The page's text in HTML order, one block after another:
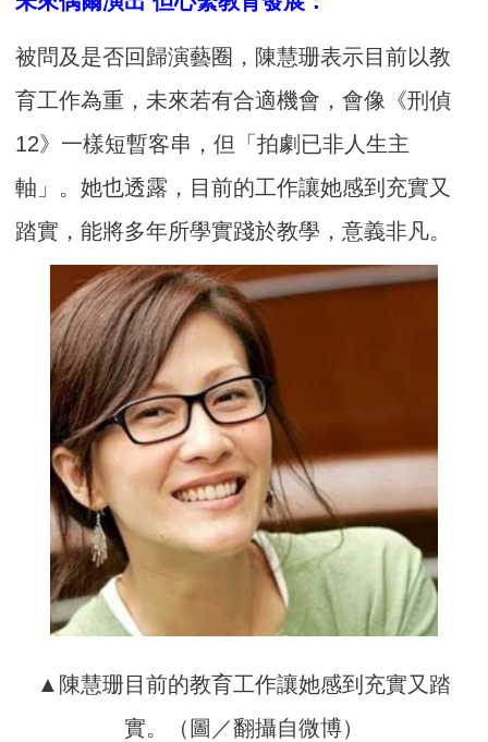
被問及是否回歸演藝圈，陳慧珊表示目前以教
育工作為重，未來若有合適機會，會像《刑偵
12》一樣短暫客串，但「拍劇已非人生主
軸」。她也透露，目前的工作讓她感到充實又
踏實，能將多年所學實踐於教學，意義非凡。
▲陳慧珊目前的教育工作讓她感到充實又踏
實。（圖／翻攝自微博）